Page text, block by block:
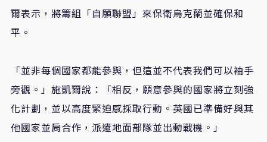
爾表示，將籌組「自願聯盟」來保衛烏克蘭並確保和
平。
「並非每個國家都能參與，但這並不代表我們可以袖手
旁觀。」施凱爾說：「相反，願意參與的國家將立刻強
化計劃，並以高度緊迫感採取行動。英國已準備好與其
他國家並肩合作，派遣地面部隊並出動戰機。」